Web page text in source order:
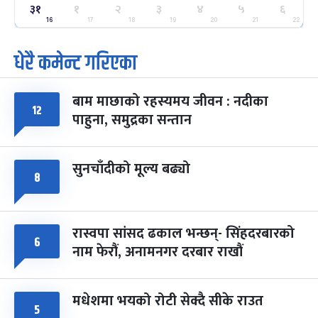
२५
मंगल
ग्याल्पो ल्होसार
फाल्गुन २५, २०८३ Mar 9, 2027
७ महिना बाँकी
७
आइत
पूर्णिमा व्रत
चैत्र ७, २०८३-Mar 21, 2027
८ फागुपूर्णिमा
चैत्र ८, २०८३-Mar 22, 2027
७ महिना बाँकी
३१
16
१
17
२
18
३
19
४
20
५
21
६
22
धेरै कमेन्ट गरिएका
१२ बाम माछाको रहस्यमय जीवन : नदीका
पाहुना, समुद्रका सन्तान
८ सुनचाँदीको मूल्य बढ्यो
६ रास्वपा सांसद ढकाल भन्छन्- सिंहदरबारको
नाम फेरौं, अनामनगर दरबार राखौं
५ मधेशमा भयको रोटी सेक्दै सीके राउत